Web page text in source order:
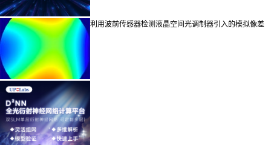
利用波前传感器检测液晶空间光调制器引入的模拟像差